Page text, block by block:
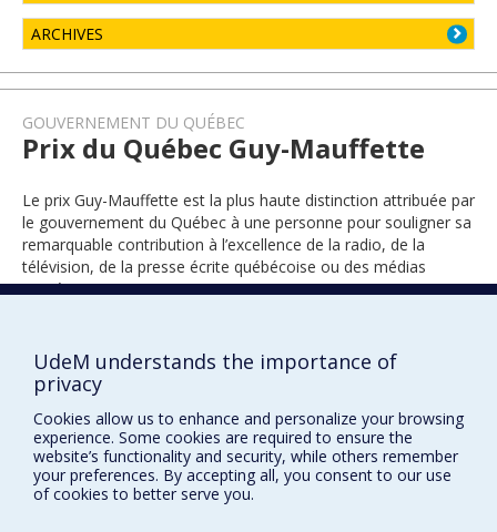
ARCHIVES
GOUVERNEMENT DU QUÉBEC
Prix du Québec Guy-Mauffette
Le prix Guy-Mauffette est la plus haute distinction attribuée par
le gouvernement du Québec à une personne pour souligner sa
remarquable contribution à l’excellence de la radio, de la
télévision, de la presse écrite québécoise ou des médias
numériques.
UdeM understands the importance of
privacy
Cookies allow us to enhance and personalize your browsing
experience. Some cookies are required to ensure the
website’s functionality and security, while others remember
your preferences. By accepting all, you consent to our use
of cookies to better serve you.